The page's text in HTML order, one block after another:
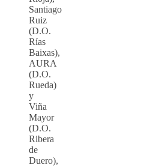
Santiago
Ruiz
(D.O.
Rías
Baixas),
AURA
(D.O.
Rueda)
y
Viña
Mayor
(D.O.
Ribera
de
Duero),